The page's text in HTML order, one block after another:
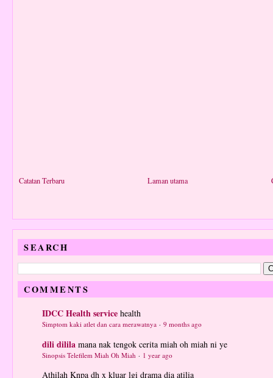
Catatan Terbaru Laman utama
SEARCH
COMMENTS
IDCC Health service health
Simptom kaki atlet dan cara merawatnya · 9 months ago
dili dilila mana nak tengok cerita miah oh miah ni ye
Sinopsis Telefilem Miah Oh Miah · 1 year ago
Athilah Knpa dh x kluar lgi drama dia atilia